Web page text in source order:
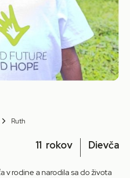
Ruth
11 rokov Dievča
v rodine a narodila sa do života